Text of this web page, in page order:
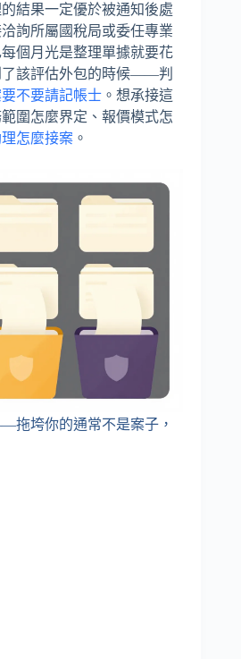
結果一定優於被通知後處
詢所屬國稅局或委任專業
個月光是整理單據就要花
了該評估外包的時候——判
不要請記帳士 。想承接這
圍怎麼界定、報價模式怎
怎麼接案 。
拖垮你的通常不是案子，